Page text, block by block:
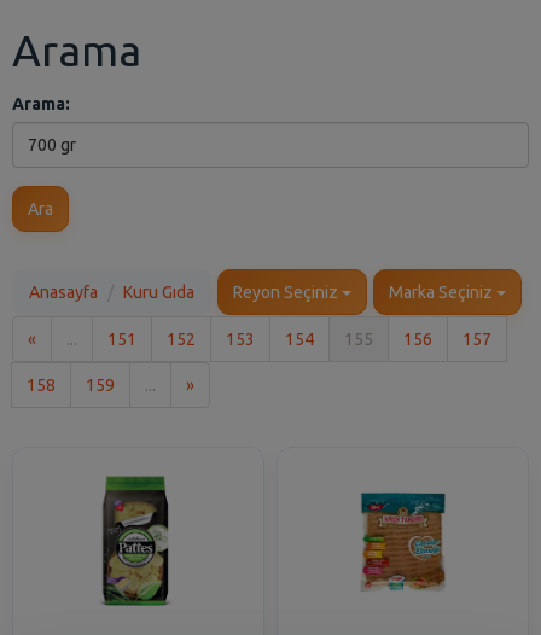
Arama
Arama:
Ara
Anasayfa Kuru Gıda Reyon Seçiniz Marka Seçiniz
« ... 151 152 153 154 155 156 157
158 159 ... »Son